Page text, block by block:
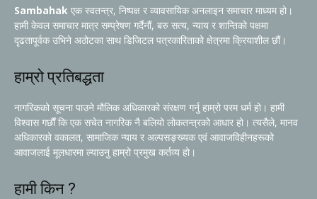
Sambahak एक स्वतन्त्र, निष्पक्ष र व्यावसायिक अनलाइन समाचार माध्यम हो।
हामी केवल समाचार मात्र सम्प्रेषण गर्दैनौं, बरु सत्य, न्याय र शान्तिको पक्षमा
दृढतापूर्वक उभिने अठोटका साथ डिजिटल पत्रकारिताको क्षेत्रमा क्रियाशील छौं।
हाम्रो प्रतिबद्धता
नागरिकको सूचना पाउने मौलिक अधिकारको संरक्षण गर्नु हाम्रो परम धर्म हो। हामी
विश्वास गर्छौं कि एक सचेत नागरिक नै बलियो लोकतन्त्रको आधार हो। त्यसैले, मानव
अधिकारको वकालत, सामाजिक न्याय र अल्पसङ्ख्यक एवं आवाजविहीनहरूको
आवाजलाई मूलधारमा ल्याउनु हाम्रो प्रमुख कर्तव्य हो।
हामी किन ?